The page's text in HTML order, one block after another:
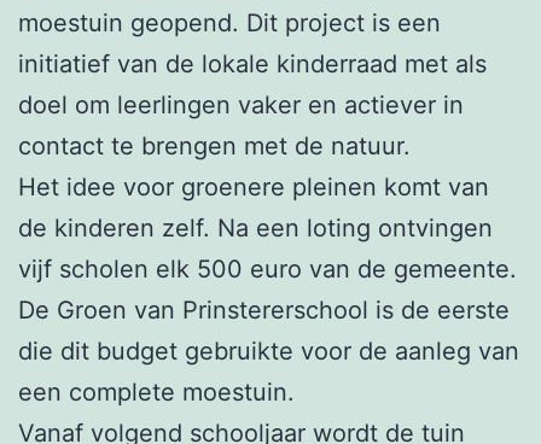
moestuin geopend. Dit project is een
initiatief van de lokale kinderraad met als
doel om leerlingen vaker en actiever in
contact te brengen met de natuur.
Het idee voor groenere pleinen komt van
de kinderen zelf. Na een loting ontvingen
vijf scholen elk 500 euro van de gemeente.
De Groen van Prinstererschool is de eerste
die dit budget gebruikte voor de aanleg van
een complete moestuin.
Vanaf volgend schooljaar wordt de tuin